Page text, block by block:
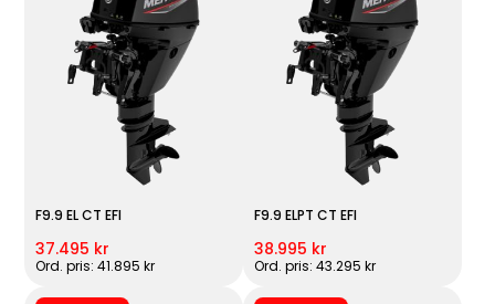
F9.9 EL CT EFI
37.495 kr
Ord. pris: 41.895 kr
F9.9 ELPT CT EFI
38.995 kr
Ord. pris: 43.295 kr